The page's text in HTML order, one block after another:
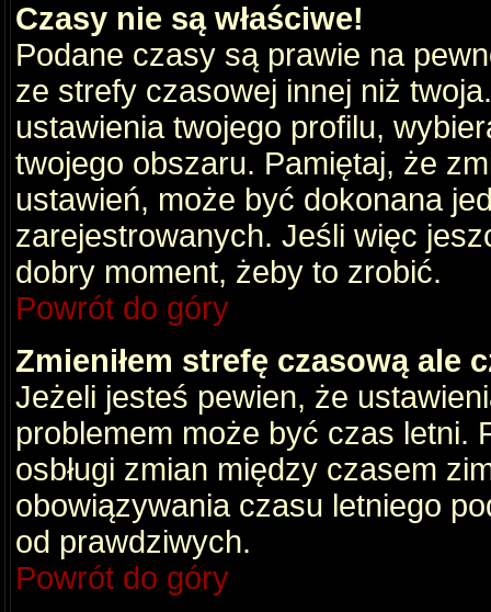
Czasy nie są właściwe!
Podane czasy są prawie na
ze strefy czasowej innej niż
ustawienia twojego profilu,
twojego obszaru. Pamiętaj, że
ustawień, może być dokonana
zarejestrowanych. Jeśli więc
dobry moment, żeby to zrobić.
Powrót do góry
Zmieniłem strefę czasową ale
Jeżeli jesteś pewien, że
problemem może być czas letni.
osbługi zmian między czasem
obowiązywania czasu letniego
od prawdziwych.
Powrót do góry